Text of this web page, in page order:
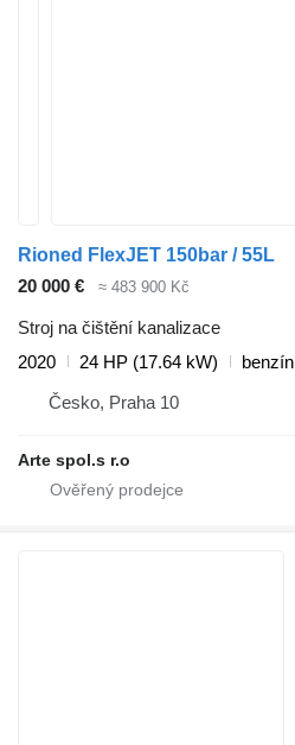
Rioned FlexJET 150bar / 55L
20 000 €
≈ 483 900 Kč
Stroj na čištění kanalizace
2020
24 HP (17.64 kW)
benzín
Česko, Praha 10
Arte spol.s r.o